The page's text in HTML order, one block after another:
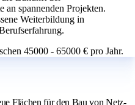
an spannenden Projekten.
Weiterbildung in
45000 - 65000 € pro Jahr.
Flächen für den Bau von Netz-